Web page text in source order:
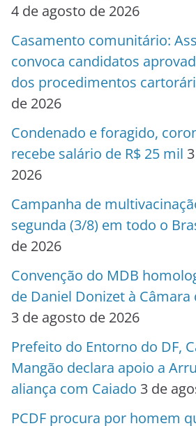
4 de agosto de 2026
Casamento comunitário:
convoca candidatos
dos procedimentos
de 2026
Condenado e foragido,
recebe salário de R$ 25 mil
2026
Campanha de
segunda (3/8) em todo o
de 2026
Convenção do MDB
de Daniel Donizet à
3 de agosto de 2026
Prefeito do Entorno do DF,
Mangão declara apoio a
aliança com Caiado 3 de
PCDF procura por homem